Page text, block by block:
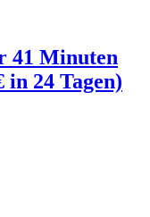
41 Minuten
24 Tagen)